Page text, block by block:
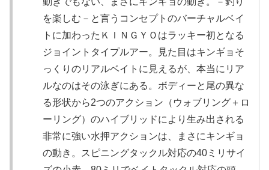
を楽しむ－と言うコンセプトのバーチャルベイ
トに加わったＫＩＮＧＹＯはラッキー初となる
ジョイントタイプルアー。見た目はキンギョそ
っくりのリアルベイトに見えるが、本当にリア
ルなのはその泳ぎにある。ボディーと尾の異な
る形状から2つのアクション（ウォブリング＋ロ
ーリング）のハイブリッドにより生み出される
非常に強い水押アクションは、まさにキンギョ
の動き。スピニングタックル対応の40ミリサイ